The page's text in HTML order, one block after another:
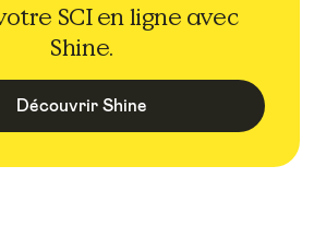
SCI en ligne avec
Shine.
Découvrir Shine